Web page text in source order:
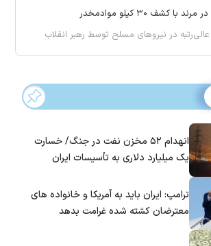
کشف ۳۰ کیلو موادمخدر
انهدام ۵۲ مخزن نفت در جنگ/ خسارت
یک میلیارد دلاری به تأسیسات ایران
ترامپ: ایران باید به آمریکا و خانواده های
معترضان کشته شده غرامت بدهد